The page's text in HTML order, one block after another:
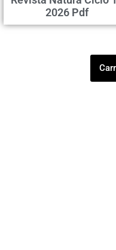
2026 Pdf